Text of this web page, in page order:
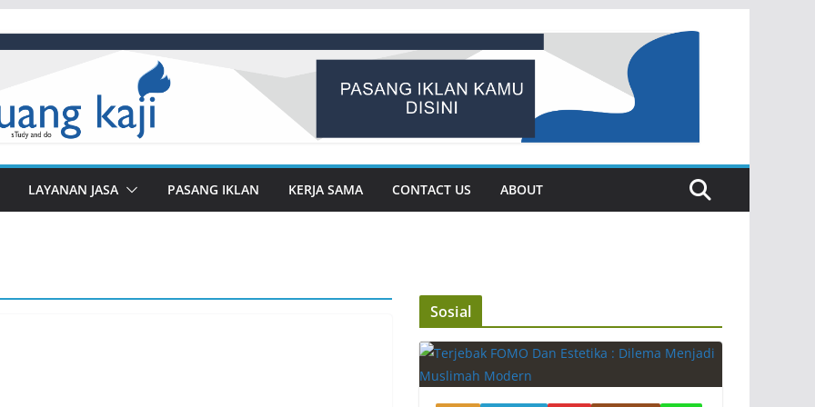
LAYANAN JASA PASANG IKLAN KERJA SAMA CONTACT US ABOUT
Sosial